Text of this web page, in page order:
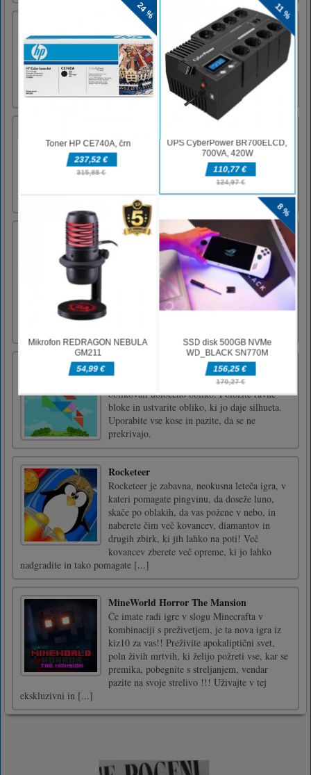
Tic Tac Toe Planets
Click or touch the empty spot to place a
planet. Line up three of your planets
vertically, horizontally or diagonally to
win.Use mouse or touch to play this game.
nemoguće sledi car stunt je brezplačna spletna
igra in imate 4 avtomobile v 6 stopnjah.
Izberite enega od avtomobilov za raven. .
Uživajte in zabavajte se!Za upravljanje
avtomobila uporabite puščice na tipkovnici
Draw Weapons Rush
Draw Weapons Rush is an exciting arcade
game. If you want to arrive at the end, you
need to kill your enemies. You could draw
any shapes of weapon. There are two kinds of
weapons you could choose and you could
Otroški Tangram
Cilj te klasične sestavljanke Tangram je
oblikovati določeno obliko. Položite ravne
bloke in ustvarite obliko, ki jo daje silhueta.
Uporabite vse kose in pazite, da se ne
prekrivajo.
Rocketeer
Rocketeer je zabavna, neokusna leteča igra, v
kateri pomagate pingvinu, da doseže luno,
skače po oblakih, da vas požene v nebo, in
naberete čim več kovancev, diamantov in
drugih zbirk, ki jih lahko na poti! Več
kovancev zberete več opreme, ki jo lahko
nadgradite in tako pomagate [...]
MineWorld Horror The Mansion
Če imate radi igre v slogu Minecrafta v
kombinaciji s preživetjem, je ta nova igra iz
kiz10 za vas!! Preživite apokaliptični svet,
poln živih mrtvih, ki želijo požreti vse, kar se
premika, pobegnite s streljanjem, vendar
pazite na svoje strelivo !!! Uživajte v tej
ekskluzivni in [...]